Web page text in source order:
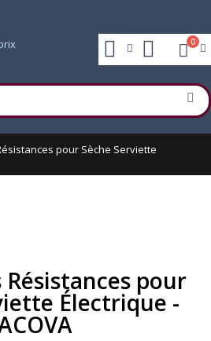
0
pour Sèche Serviette
Résistances pour
Électrique -